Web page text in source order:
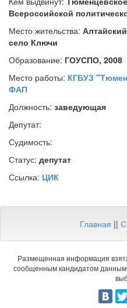
Всероссийской
Место жительства:
село Ключи
Образование: ГОУСПО, 2008
Место работы: КГБУЗ
ФАП
Должность: заведующая
Депутат:
Судимость:
Статус: депутат
Ссылка: ЦИК
Главная ||
Размещенная информация
сообщенным кандидатом